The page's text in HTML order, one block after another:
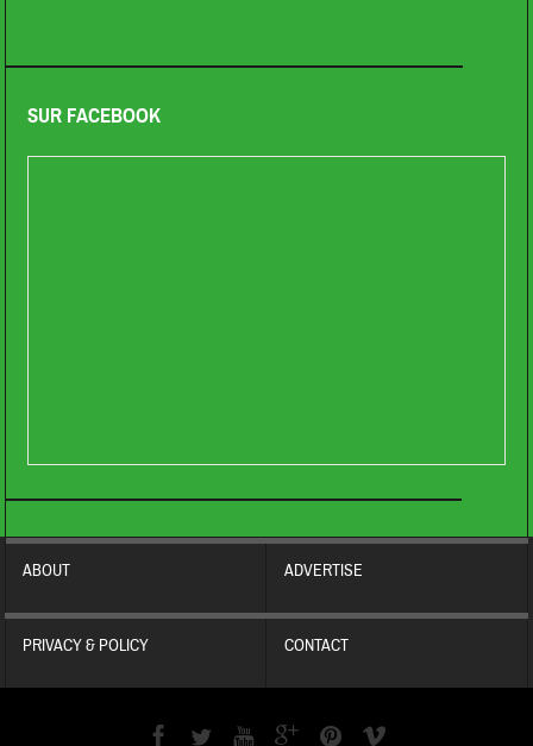
SUR FACEBOOK
ABOUT ADVERTISE
PRIVACY & POLICY CONTACT